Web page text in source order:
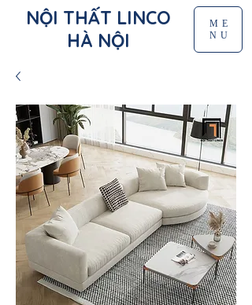
NỘI THẤT LINCO
HÀ NỘI
ME
NU